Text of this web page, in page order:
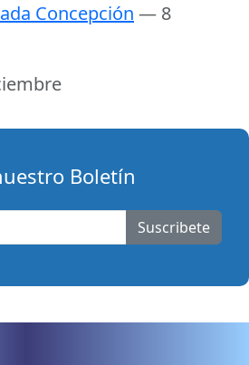
Concepción — 8
Boletín
Suscribete